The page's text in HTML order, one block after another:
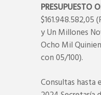
PRESUPUESTO
$161.948.582,05
y Un Millones
Ocho Mil
con 05/100).
Consultas hasta